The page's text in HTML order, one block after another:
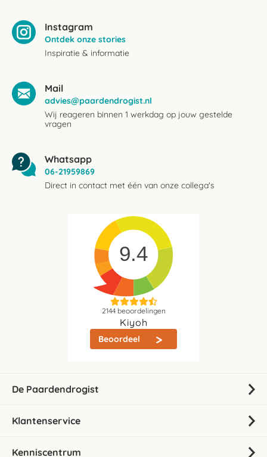
Instagram
Ontdek onze stories
Inspiratie & informatie
Mail
advies@paardendrogist.nl
Wij reageren binnen 1 werkdag op jouw gestelde
vragen
Whatsapp
06-21959869
Direct in contact met één van onze collega's
9.4
2144beoordelingen
Kiyoh
Beoordeel
De Paardendrogist
Klantenservice
Kenniscentrum